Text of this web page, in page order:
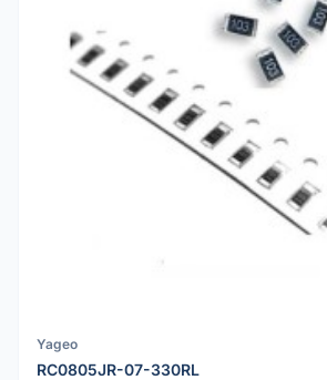
Yageo
RC0805JR-07-330RL